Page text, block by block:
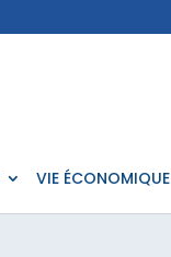
VIE ÉCONOMIQUE